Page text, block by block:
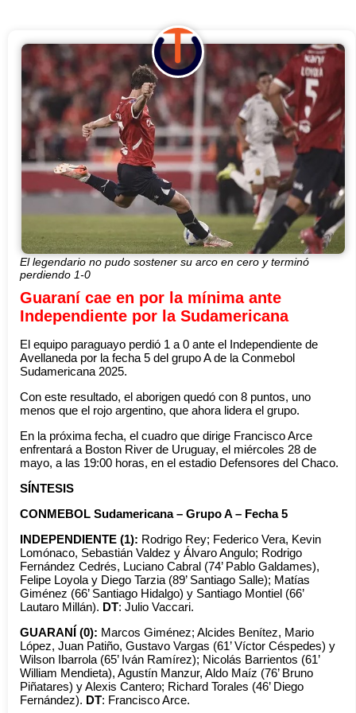
El legendario no pudo sostener su arco en cero y terminó
perdiendo 1-0
Guaraní cae en por la mínima ante
Independiente por la Sudamericana
El equipo paraguayo perdió 1 a 0 ante el Independiente de
Avellaneda por la fecha 5 del grupo A de la Conmebol
Sudamericana 2025.
Con este resultado, el aborigen quedó con 8 puntos, uno
menos que el rojo argentino, que ahora lidera el grupo.
En la próxima fecha, el cuadro que dirige Francisco Arce
enfrentará a Boston River de Uruguay, el miércoles 28 de
mayo, a las 19:00 horas, en el estadio Defensores del Chaco.
SÍNTESIS
CONMEBOL Sudamericana – Grupo A – Fecha 5
INDEPENDIENTE (1): Rodrigo Rey; Federico Vera, Kevin
Lomónaco, Sebastián Valdez y Álvaro Angulo; Rodrigo
Fernández Cedrés, Luciano Cabral (74’ Pablo Galdames),
Felipe Loyola y Diego Tarzia (89’ Santiago Salle); Matías
Giménez (66’ Santiago Hidalgo) y Santiago Montiel (66’
Lautaro Millán). DT: Julio Vaccari.
GUARANÍ (0): Marcos Giménez; Alcides Benítez, Mario
López, Juan Patiño, Gustavo Vargas (61’ Víctor Céspedes) y
Wilson Ibarrola (65’ Iván Ramírez); Nicolás Barrientos (61’
William Mendieta), Agustín Manzur, Aldo Maíz (76’ Bruno
Piñatares) y Alexis Cantero; Richard Torales (46’ Diego
Fernández). DT: Francisco Arce.